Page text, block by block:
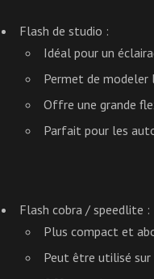
Flash de studio :
Idéal pour un
Permet de modeler
Offre une grande
Parfait pour les
Flash cobra / speedlite :
Plus compact et
Peut être utilisé sur